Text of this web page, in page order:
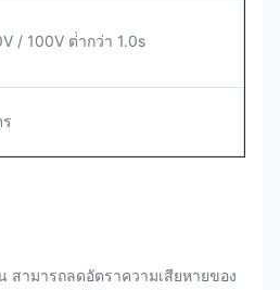
/ 100V ต่ํากว่า 1.0s
ร
สามารถลดอัตราความเสียหายของ